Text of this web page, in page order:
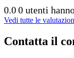
0.00 utenti
Vedi tutte le
Contatta il